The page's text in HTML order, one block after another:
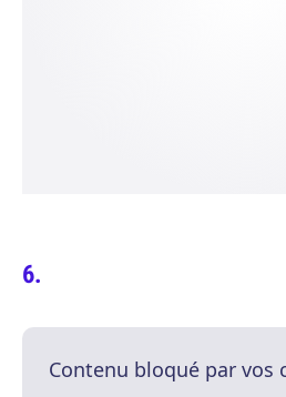
Contenu bloqué par vos